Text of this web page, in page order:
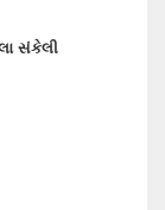
મહિલાને આંચકી